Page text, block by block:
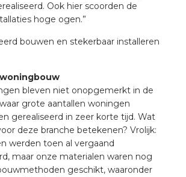
Ook hier scoorden de
hoge ogen.”
bleven niet onopgemerkt in de
grote aantallen woningen
gerealiseerd in zeer korte tijd. Wat
deze branche betekenen? Vrolijk:
werden toen al vergaand
maar onze materialen waren nog
geschikt, waaronder